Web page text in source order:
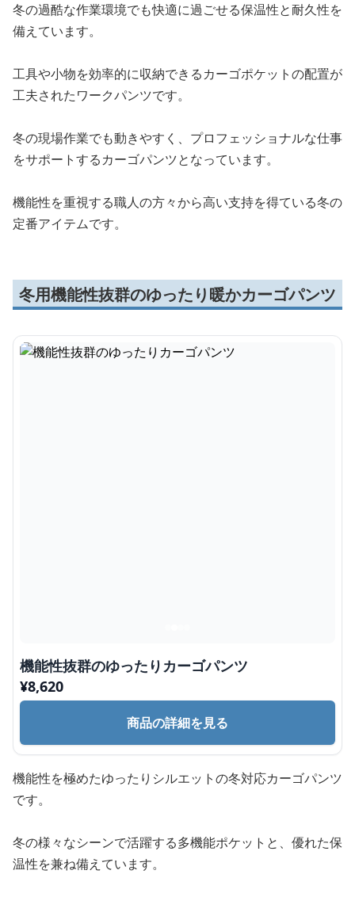
冬の過酷な作業環境でも快適に過ごせる保温性と耐久性を
備えています。
工具や小物を効率的に収納できるカーゴポケットの配置が
工夫されたワークパンツです。
冬の現場作業でも動きやすく、プロフェッショナルな仕事
をサポートするカーゴパンツとなっています。
機能性を重視する職人の方々から高い支持を得ている冬の
定番アイテムです。
冬用機能性抜群のゆったり暖かカーゴパンツ
機能性抜群のゆったりカーゴパンツ
¥8,620
商品の詳細を見る
機能性を極めたゆったりシルエットの冬対応カーゴパンツ
です。
冬の様々なシーンで活躍する多機能ポケットと、優れた保
温性を兼ね備えています。